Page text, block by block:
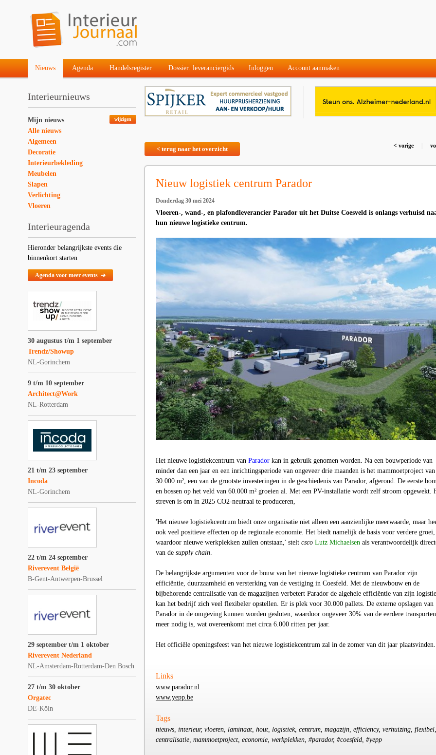
Nieuws Agenda Handelsregister Dossier: leveranciergids Inloggen Account aanmaken
Interieurnieuws
wijzigen
Mijn nieuws
Alle nieuws
Algemeen
Decoratie
Interieurbekleding
Meubelen
Slapen
Verlichting
Vloeren
Interieuragenda
Hieronder belangrijkste events die
binnenkort starten
Agenda voor meer events ➔
30 augustus t/m 1 september
Trendz/Showup
NL-Gorinchem
9 t/m 10 september
Architect@Work
NL-Rotterdam
21 t/m 23 september
Incoda
NL-Gorinchem
22 t/m 24 september
Riverevent België
B-Gent-Antwerpen-Brussel
29 september t/m 1 oktober
Riverevent Nederland
NL-Amsterdam-Rotterdam-Den Bosch
27 t/m 30 oktober
Orgatec
DE-Köln
< terug naar het overzicht < vorige
Nieuw logistiek centrum Parador
Donderdag 30 mei 2024
Vloeren-, wand-, en plafondleverancier Parador uit het Duitse Coesveld is onlangs verhuisd
hun nieuwe logistieke centrum.
Het nieuwe logistiekcentrum van Parador kan in gebruik genomen worden. Na een bouwperiode van
minder dan een jaar en een inrichtingsperiode van ongeveer drie maanden is het mammoetproject van
30.000 m², een van de grootste investeringen in de geschiedenis van Parador, afgerond. De eerste
en bossen op het veld van 60.000 m² groeien al. Met een PV-installatie wordt zelf stroom opgewekt.
streven is om in 2025 CO2-neutraal te produceren,
'Het nieuwe logistiekcentrum biedt onze organisatie niet alleen een aanzienlijke meerwaarde, maar
ook veel positieve effecten op de regionale economie. Het biedt namelijk de basis voor verdere groei,
waardoor nieuwe werkplekken zullen ontstaan,' stelt csco Lutz Michaelsen als verantwoordelijk
van de supply chain.
De belangrijkste argumenten voor de bouw van het nieuwe logistieke centrum van Parador zijn
efficiëntie, duurzaamheid en versterking van de vestiging in Coesfeld. Met de nieuwbouw en de
bijbehorende centralisatie van de magazijnen verbetert Parador de algehele efficiëntie van zijn
kan het bedrijf zich veel flexibeler opstellen. Er is plek voor 30.000 pallets. De externe opslagen van
Parador in de omgeving kunnen worden gesloten, waardoor ongeveer 30% van de eerdere
meer nodig is, wat overeenkomt met circa 6.000 ritten per jaar.
Het officiële openingsfeest van het nieuwe logistiekcentrum zal in de zomer van dit jaar plaatsvinden.
Links
www.parador.nl
www.yepp.be
Tags
nieuws, interieur, vloeren, laminaat, hout, logistiek, centrum, magazijn, efficiency, verhuizing, flexibel,
centralisatie, mammoetproject, economie, werkplekken, #parador, #coesfeld, #yepp